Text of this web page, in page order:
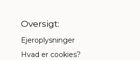
Oversigt:
Ejeroplysninger
Hvad er cookies?